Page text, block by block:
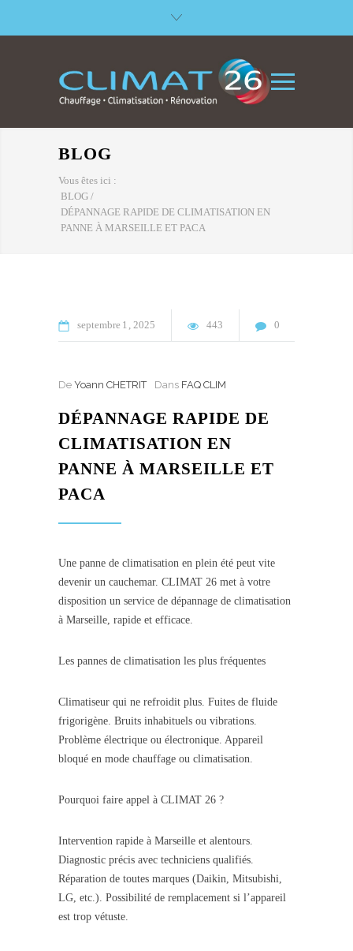
BLOG
Vous êtes ici :
BLOG /
DÉPANNAGE RAPIDE DE CLIMATISATION EN
PANNE À MARSEILLE ET PACA
septembre 1 2025 443 0
De Yoann CHETRIT Dans FAQ CLIM
DÉPANNAGE RAPIDE DE
CLIMATISATION EN
PANNE À MARSEILLE ET
PACA
Une panne de climatisation en plein été peut vite
devenir un cauchemar. CLIMAT 26 met à votre
disposition un service de dépannage de climatisation
à Marseille, rapide et efficace.
Les pannes de climatisation les plus fréquentes
Climatiseur qui ne refroidit plus. Fuites de fluide
frigorigène. Bruits inhabituels ou vibrations.
Problème électrique ou électronique. Appareil
bloqué en mode chauffage ou climatisation.
Pourquoi faire appel à CLIMAT 26 ?
Intervention rapide à Marseille et alentours.
Diagnostic précis avec techniciens qualifiés.
Réparation de toutes marques (Daikin, Mitsubishi,
LG, etc.). Possibilité de remplacement si l’appareil
est trop vétuste.